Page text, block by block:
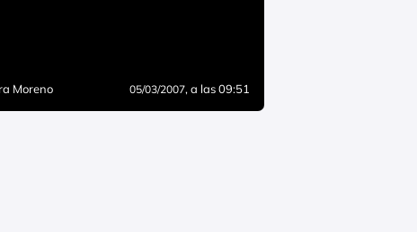
Moreno 05/03/2007, a las 09:51